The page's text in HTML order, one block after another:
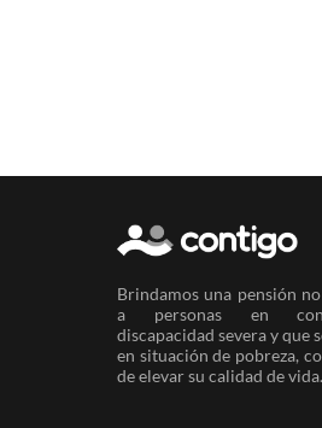
Brindamos una pensión
a personas en
discapacidad severa y que
en situación de pobreza,
de elevar su calidad de vida.